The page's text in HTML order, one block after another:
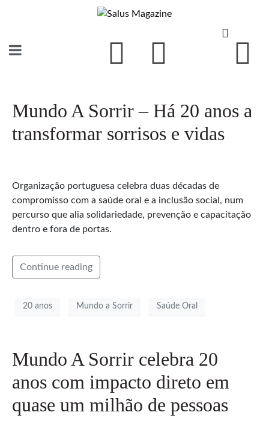
Mundo A Sorrir – Há 20 anos a
transformar sorrisos e vidas
Organização portuguesa celebra duas décadas de
compromisso com a saúde oral e a inclusão social, num
percurso que alia solidariedade, prevenção e capacitação
dentro e fora de portas.
Continue reading
20 anos Mundo a Sorrir Saúde Oral
Mundo A Sorrir celebra 20
anos com impacto direto em
quase um milhão de pessoas